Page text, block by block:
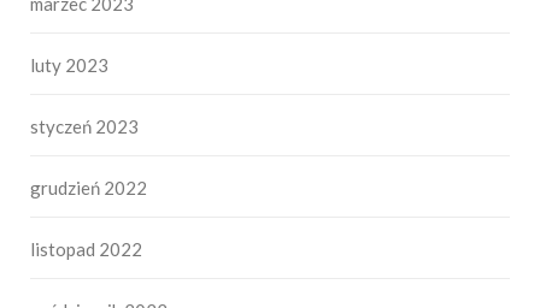
luty 2023
styczeń 2023
grudzień 2022
listopad 2022